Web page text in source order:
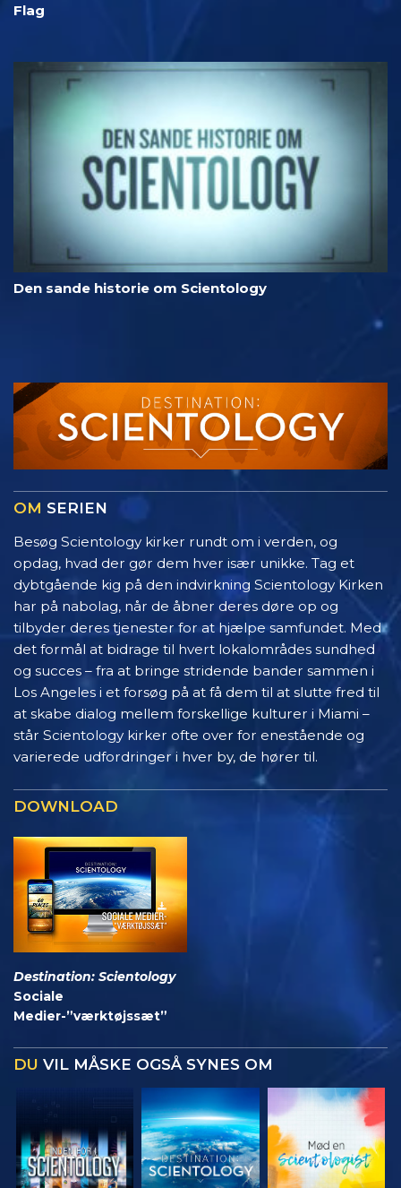
Flag
Den sande historie om Scientology
OM SERIEN
Besøg Scientology kirker rundt om i verden, og
opdag, hvad der gør dem hver især unikke. Tag et
dybtgående kig på den indvirkning Scientology Kirken
har på nabolag, når de åbner deres døre op og
tilbyder deres tjenester for at hjælpe samfundet. Med
det formål at bidrage til hvert lokalområdes sundhed
og succes – fra at bringe stridende bander sammen i
Los Angeles i et forsøg på at få dem til at slutte fred til
at skabe dialog mellem forskellige kulturer i Miami –
står Scientology kirker ofte over for enestående og
varierede udfordringer i hver by, de hører til.
DOWNLOAD
Destination: Scientology
Sociale
Medier-”værktøjssæt”
DU VIL MÅSKE OGSÅ SYNES OM